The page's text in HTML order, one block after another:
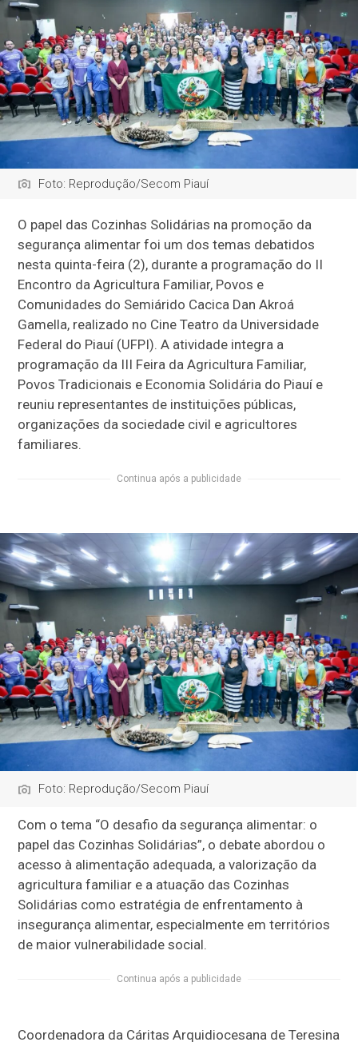
Foto: Reprodução/Secom Piauí
O papel das Cozinhas Solidárias na promoção da
segurança alimentar foi um dos temas debatidos
nesta quinta-feira (2), durante a programação do II
Encontro da Agricultura Familiar, Povos e
Comunidades do Semiárido Cacica Dan Akroá
Gamella, realizado no Cine Teatro da Universidade
Federal do Piauí (UFPI). A atividade integra a
programação da III Feira da Agricultura Familiar,
Povos Tradicionais e Economia Solidária do Piauí e
reuniu representantes de instituições públicas,
organizações da sociedade civil e agricultores
familiares.
Continua após a publicidade
Foto: Reprodução/Secom Piauí
Com o tema “O desafio da segurança alimentar: o
papel das Cozinhas Solidárias”, o debate abordou o
acesso à alimentação adequada, a valorização da
agricultura familiar e a atuação das Cozinhas
Solidárias como estratégia de enfrentamento à
insegurança alimentar, especialmente em territórios
de maior vulnerabilidade social.
Continua após a publicidade
Coordenadora da Cáritas Arquidiocesana de Teresina